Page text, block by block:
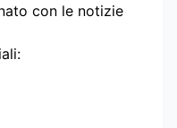
con le notizie